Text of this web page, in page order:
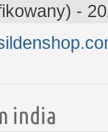
-
india